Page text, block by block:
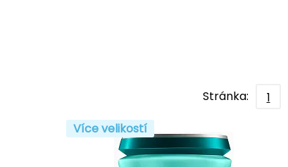
Stránka:
1
Více velikostí